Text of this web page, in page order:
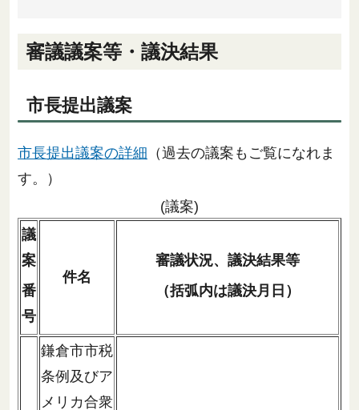
審議議案等・議決結果
市長提出議案
市長提出議案の詳細 （過去の議案もご覧になれま
す。）
(議案)
議
案
番
号
件名
審議状況、議決結果等
（括弧内は議決月日）
鎌倉市市税
条例及びア
メリカ合衆